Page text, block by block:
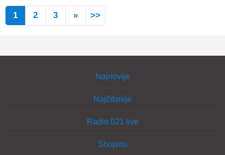
1 2 3 » >>
Najnovije
Najčitanije
Radio 021 live
Shopins